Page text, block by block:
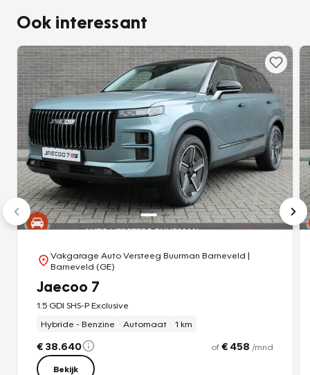
Ook interessant
Vakgarage Auto Versteeg Buurman Barneveld |
Barneveld (GE)
Jaecoo 7
1.5 GDI SHS-P Exclusive
Hybride - Benzine
Automaat 1 km
€ 38.640 of€ 458 /mnd
Bekijk